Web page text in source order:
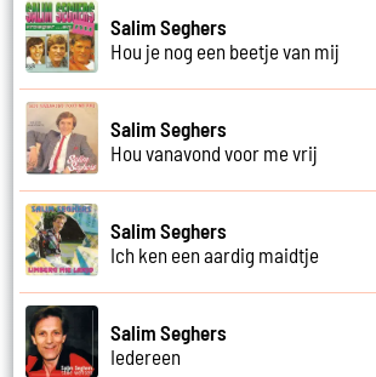
Salim Seghers
Hou je nog een beetje van mij
Salim Seghers
Hou vanavond voor me vrij
Salim Seghers
Ich ken een aardig maidtje
Salim Seghers
Iedereen